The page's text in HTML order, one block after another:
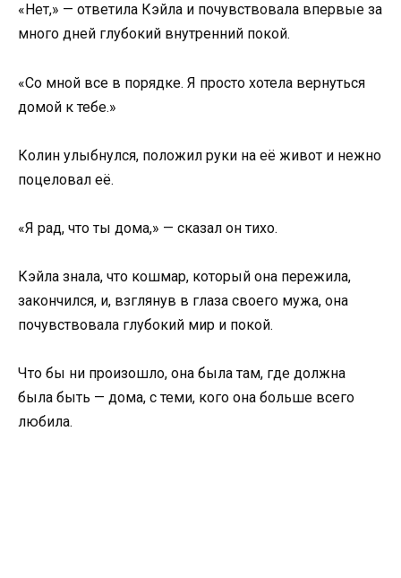
«Нет,» — ответила Кэйла и почувствовала впервые за
много дней глубокий внутренний покой.
«Со мной все в порядке. Я просто хотела вернуться
домой к тебе.»
Колин улыбнулся, положил руки на её живот и нежно
поцеловал её.
«Я рад, что ты дома,» — сказал он тихо.
Кэйла знала, что кошмар, который она пережила,
закончился, и, взглянув в глаза своего мужа, она
почувствовала глубокий мир и покой.
Что бы ни произошло, она была там, где должна
была быть — дома, с теми, кого она больше всего
любила.